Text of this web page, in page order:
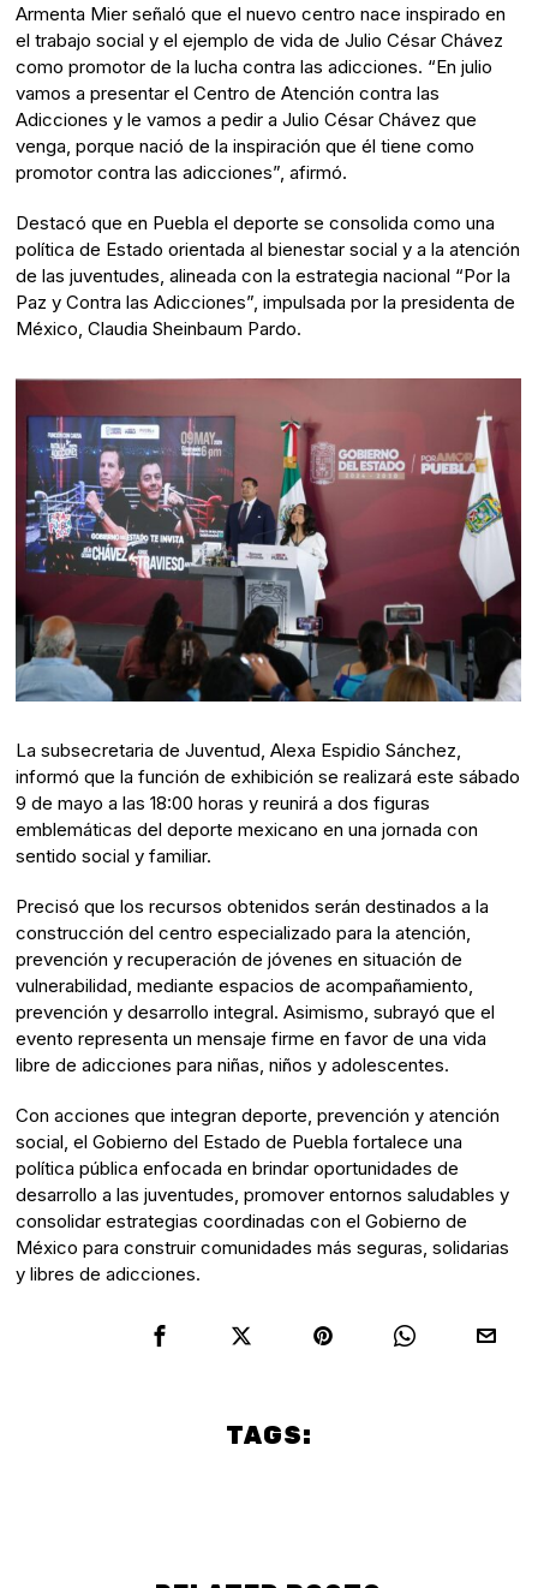
Armenta Mier señaló que el nuevo centro nace inspirado en
el trabajo social y el ejemplo de vida de Julio César Chávez
como promotor de la lucha contra las adicciones. “En julio
vamos a presentar el Centro de Atención contra las
Adicciones y le vamos a pedir a Julio César Chávez que
venga, porque nació de la inspiración que él tiene como
promotor contra las adicciones”, afirmó.
Destacó que en Puebla el deporte se consolida como una
política de Estado orientada al bienestar social y a la atención
de las juventudes, alineada con la estrategia nacional “Por la
Paz y Contra las Adicciones”, impulsada por la presidenta de
México, Claudia Sheinbaum Pardo.
La subsecretaria de Juventud, Alexa Espidio Sánchez,
informó que la función de exhibición se realizará este sábado
9 de mayo a las 18:00 horas y reunirá a dos figuras
emblemáticas del deporte mexicano en una jornada con
sentido social y familiar.
Precisó que los recursos obtenidos serán destinados a la
construcción del centro especializado para la atención,
prevención y recuperación de jóvenes en situación de
vulnerabilidad, mediante espacios de acompañamiento,
prevención y desarrollo integral. Asimismo, subrayó que el
evento representa un mensaje firme en favor de una vida
libre de adicciones para niñas, niños y adolescentes.
Con acciones que integran deporte, prevención y atención
social, el Gobierno del Estado de Puebla fortalece una
política pública enfocada en brindar oportunidades de
desarrollo a las juventudes, promover entornos saludables y
consolidar estrategias coordinadas con el Gobierno de
México para construir comunidades más seguras, solidarias
y libres de adicciones.
TAGS: